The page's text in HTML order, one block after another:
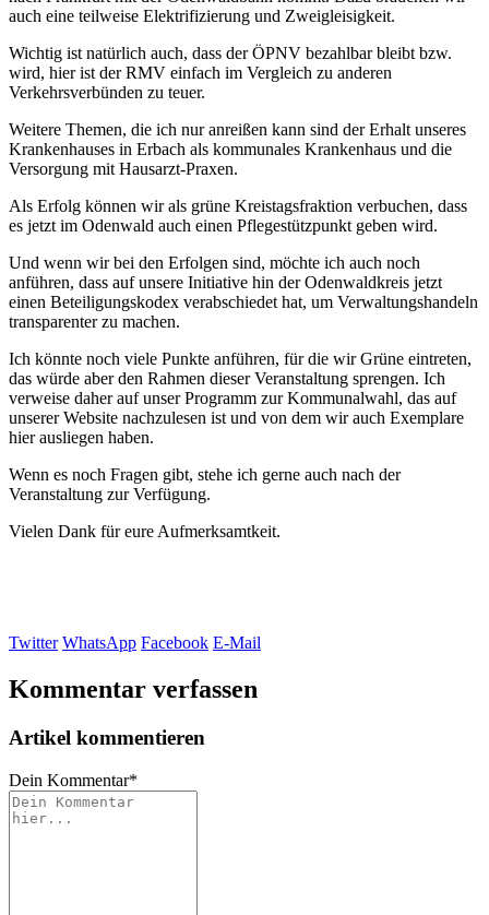
auch eine teilweise Elektrifizierung und Zweigleisigkeit.
Wichtig ist natürlich auch, dass der ÖPNV bezahlbar bleibt bzw.
wird, hier ist der RMV einfach im Vergleich zu anderen
Verkehrsverbünden zu teuer.
Weitere Themen, die ich nur anreißen kann sind der Erhalt unseres
Krankenhauses in Erbach als kommunales Krankenhaus und die
Versorgung mit Hausarzt-Praxen.
Als Erfolg können wir als grüne Kreistagsfraktion verbuchen, dass
es jetzt im Odenwald auch einen Pflegestützpunkt geben wird.
Und wenn wir bei den Erfolgen sind, möchte ich auch noch
anführen, dass auf unsere Initiative hin der Odenwaldkreis jetzt
einen Beteiligungskodex verabschiedet hat, um Verwaltungshandeln
transparenter zu machen.
Ich könnte noch viele Punkte anführen, für die wir Grüne eintreten,
das würde aber den Rahmen dieser Veranstaltung sprengen. Ich
verweise daher auf unser Programm zur Kommunalwahl, das auf
unserer Website nachzulesen ist und von dem wir auch Exemplare
hier ausliegen haben.
Wenn es noch Fragen gibt, stehe ich gerne auch nach der
Veranstaltung zur Verfügung.
Vielen Dank für eure Aufmerksamtkeit.
Twitter WhatsApp Facebook E-Mail
Kommentar verfassen
Artikel kommentieren
Dein Kommentar*